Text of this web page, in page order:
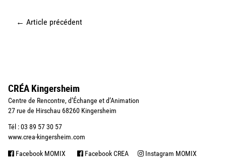
← Article précédent
CRÉA Kingersheim
Centre de Rencontre, d’Échange et d’Animation
27 rue de Hirschau 68260 Kingersheim
Tél : 03 89 57 30 57
www.crea-kingersheim.com
Facebook MOMIX Facebook CREA Instagram MOMIX